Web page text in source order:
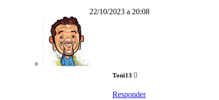
22/10/2023 a 20:08
Toni13
Responder